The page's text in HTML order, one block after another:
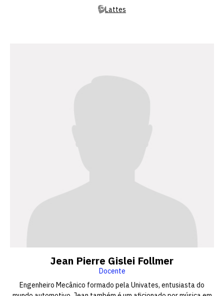
Lattes
Jean Pierre Gislei Follmer
Docente
Engenheiro Mecânico formado pela Univates, entusiasta do